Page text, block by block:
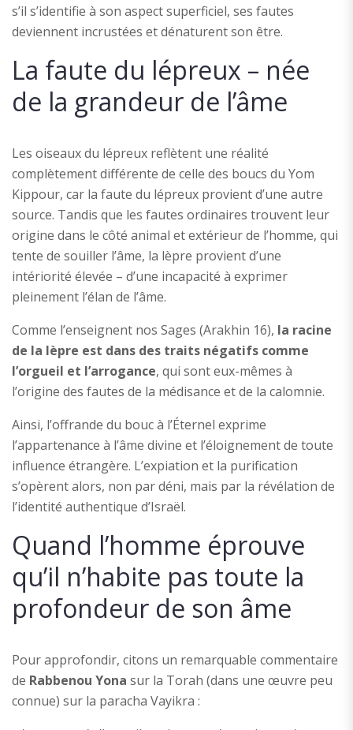
s’il s’identifie à son aspect superficiel, ses fautes
deviennent incrustées et dénaturent son être.
La faute du lépreux – née
de la grandeur de l’âme
Les oiseaux du lépreux reflètent une réalité
complètement différente de celle des boucs du Yom
Kippour, car la faute du lépreux provient d’une autre
source. Tandis que les fautes ordinaires trouvent leur
origine dans le côté animal et extérieur de l’homme, qui
tente de souiller l’âme, la lèpre provient d’une
intériorité élevée – d’une incapacité à exprimer
pleinement l’élan de l’âme.
Comme l’enseignent nos Sages (Arakhin 16), la racine
de la lèpre est dans des traits négatifs comme
l’orgueil et l’arrogance, qui sont eux-mêmes à
l’origine des fautes de la médisance et de la calomnie.
Ainsi, l’offrande du bouc à l’Éternel exprime
l’appartenance à l’âme divine et l’éloignement de toute
influence étrangère. L’expiation et la purification
s’opèrent alors, non par déni, mais par la révélation de
l’identité authentique d’Israël.
Quand l’homme éprouve
qu’il n’habite pas toute la
profondeur de son âme
Pour approfondir, citons un remarquable commentaire
de Rabbenou Yona sur la Torah (dans une œuvre peu
connue) sur la paracha Vayikra :